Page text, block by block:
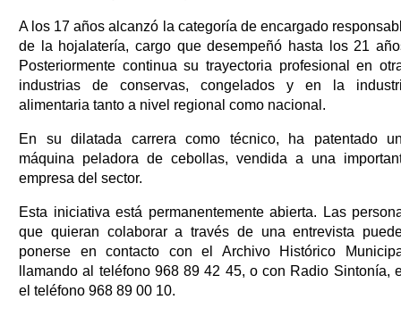
A los 17 años alcanzó la categoría de encargado
de la hojalatería, cargo que desempeñó hasta los 21
Posteriormente continua su trayectoria profesional en
industrias de conservas, congelados y en la
alimentaria tanto a nivel regional como nacional.
En su dilatada carrera como técnico, ha patentado
máquina peladora de cebollas, vendida a una
empresa del sector.
Esta iniciativa está permanentemente abierta. Las
que quieran colaborar a través de una entrevista
ponerse en contacto con el Archivo Histórico
llamando al teléfono 968 89 42 45, o con Radio Sintonía,
el teléfono 968 89 00 10.